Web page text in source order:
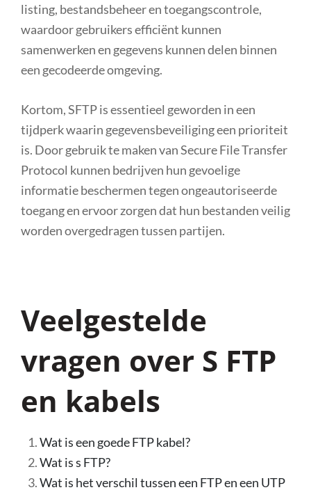
listing, bestandsbeheer en toegangscontrole,
waardoor gebruikers efficiënt kunnen
samenwerken en gegevens kunnen delen binnen
een gecodeerde omgeving.
Kortom, SFTP is essentieel geworden in een
tijdperk waarin gegevensbeveiliging een prioriteit
is. Door gebruik te maken van Secure File Transfer
Protocol kunnen bedrijven hun gevoelige
informatie beschermen tegen ongeautoriseerde
toegang en ervoor zorgen dat hun bestanden veilig
worden overgedragen tussen partijen.
Veelgestelde
vragen over S FTP
en kabels
Wat is een goede FTP kabel?
Wat is s FTP?
Wat is het verschil tussen een FTP en een UTP